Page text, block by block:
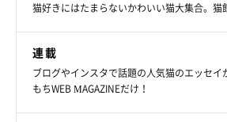
猫好きにはたまらないかわいい猫大集合。猫
連載
ブログやインスタで話題の人気猫のエッセイ
もちWEB MAGAZINEだけ！